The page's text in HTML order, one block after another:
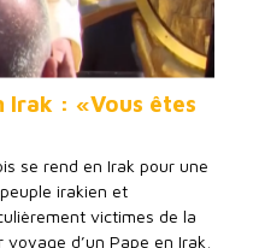
Irak : «Vous êtes
se rend en Irak pour une
irakien et
victimes de la
d’un Pape en Irak,